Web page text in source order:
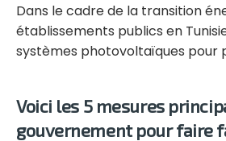
Dans le cadre de la transition
établissements publics en
systèmes photovoltaïques pour
Voici les 5 mesures
gouvernement pour faire